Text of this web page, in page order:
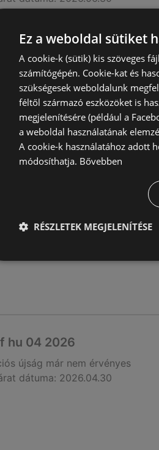
hu maj 2026
újság
dátuma:
hu 04 2026
újság már nem érvényes
dátuma: 2026.04.30
Ez a weboldal sütiket
A cookie-k (sütik) kis szöveges
számítógépén. Cookie-kat és
szükségesek weboldalunk
féltől származó eszközöket is
megjelenítésére (például a
a weboldal használatának
A cookie-k használatához adott
módosíthatja. Bővebben
RÉSZLETEK MEGJELENÍTÉSE